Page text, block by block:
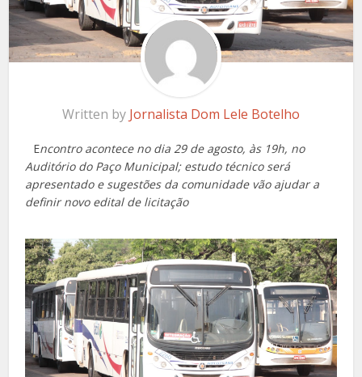
Written by Jornalista Dom Lele Botelho
Encontro acontece no dia 29 de agosto, às 19h, no
Auditório do Paço Municipal; estudo técnico será
apresentado e sugestões da comunidade vão ajudar a
definir novo edital de licitação